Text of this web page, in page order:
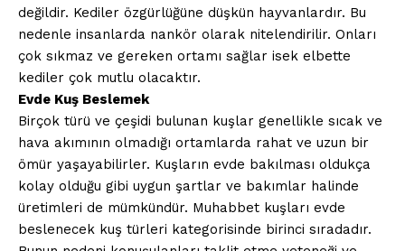
değildir. Kediler özgürlüğüne düşkün hayvanlardır. Bu
nedenle insanlarda nankör olarak nitelendirilir. Onları
çok sıkmaz ve gereken ortamı sağlar isek elbette
kediler çok mutlu olacaktır.
Evde Kuş Beslemek
Birçok türü ve çeşidi bulunan kuşlar genellikle sıcak ve
hava akımının olmadığı ortamlarda rahat ve uzun bir
ömür yaşayabilirler. Kuşların evde bakılması oldukça
kolay olduğu gibi uygun şartlar ve bakımlar halinde
üretimleri de mümkündür. Muhabbet kuşları evde
beslenecek kuş türleri kategorisinde birinci sıradadır.